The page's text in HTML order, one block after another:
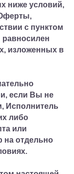
ниже условий,
с пунктом
равносилен
изложенных в
если Вы не
Исполнитель
либо
или
на отдельно